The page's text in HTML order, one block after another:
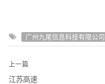
广州九尾信息科技有限公司
上一篇
江苏高速